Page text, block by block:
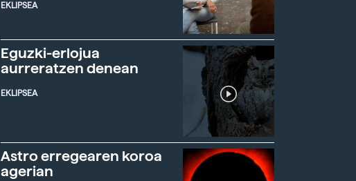
EKLIPSEA
Eguzki-erlojua
aurreratzen denean
EKLIPSEA
Astro erregearen koroa
agerian